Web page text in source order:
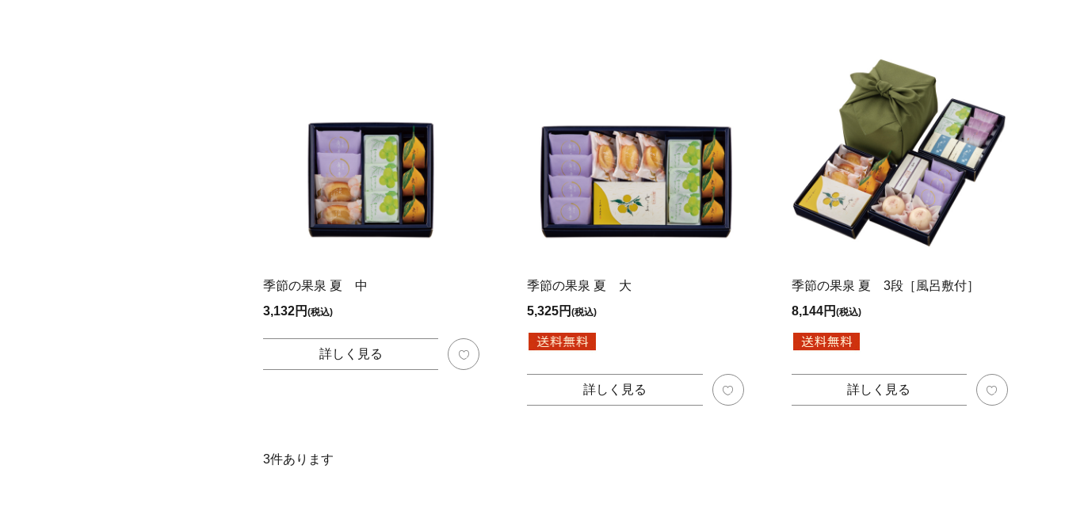
季節の果泉 夏 中
3,132円 (税込)
詳しく見る
季節の果泉 夏 大
5,325円(税込)
詳しく見る
季節の果泉 夏 3段［風呂敷付］
8,144円 (税込)
詳しく見る
3件あります